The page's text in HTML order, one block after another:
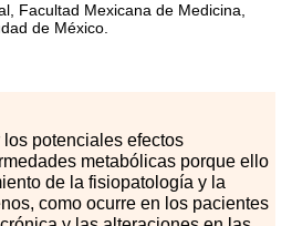
Facultad Mexicana de Medicina,
de México.
potenciales efectos
metabólicas porque ello
de la fisiopatología y la
como ocurre en los pacientes